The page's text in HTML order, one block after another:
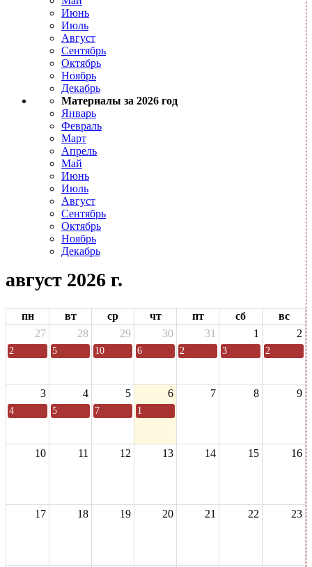
Июнь
Июль
Август
Сентябрь
Октябрь
Ноябрь
Декабрь
Материалы за 2026 год
Январь
Февраль
Март
Апрель
Май
Июнь
Июль
Август
Сентябрь
Октябрь
Ноябрь
Декабрь
август 2026 г.
пн вт ср чт пт сб
вс
27
2
28
5
29
10
30
6
31
2
1
3
2
2
3
4
4
5
5
7
6
1
7 8 9
10 11 12 13 14 15 16
17 18 19 20 21 22 23